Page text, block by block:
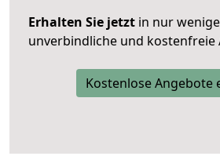
Erhalten Sie jetzt in nur
unverbindliche und kostenfreie
Kostenlose Angebote